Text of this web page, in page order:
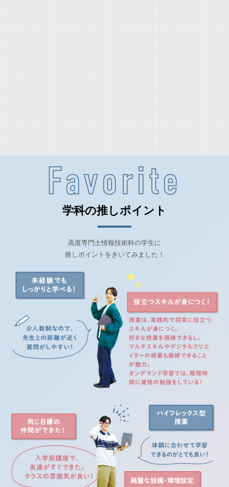
Favorite
学科の推しポイント
高度専門士情報技術科の学生に
推しポイントをきいてみました！